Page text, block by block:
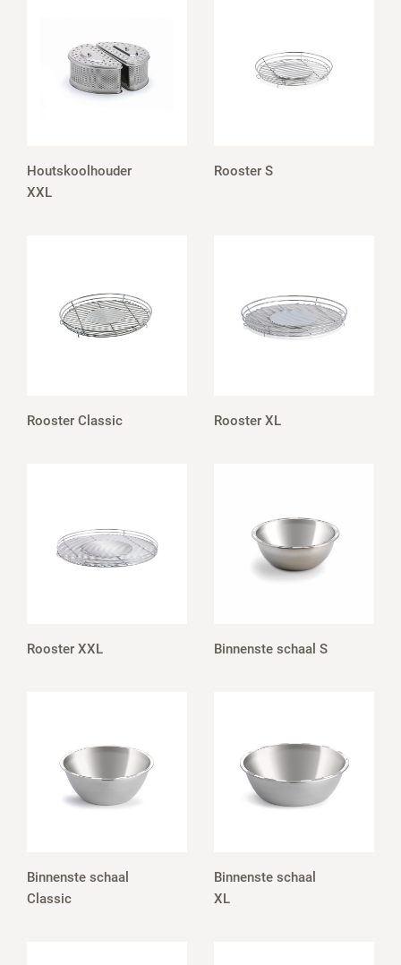
Houtskoolhouder
XXL
Rooster S
Rooster Classic Rooster XL
Rooster XXL Binnenste schaal S
Binnenste schaal
Classic
Binnenste schaal
XL